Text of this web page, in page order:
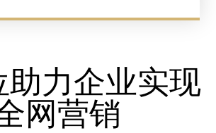
助力企业实现
网营销